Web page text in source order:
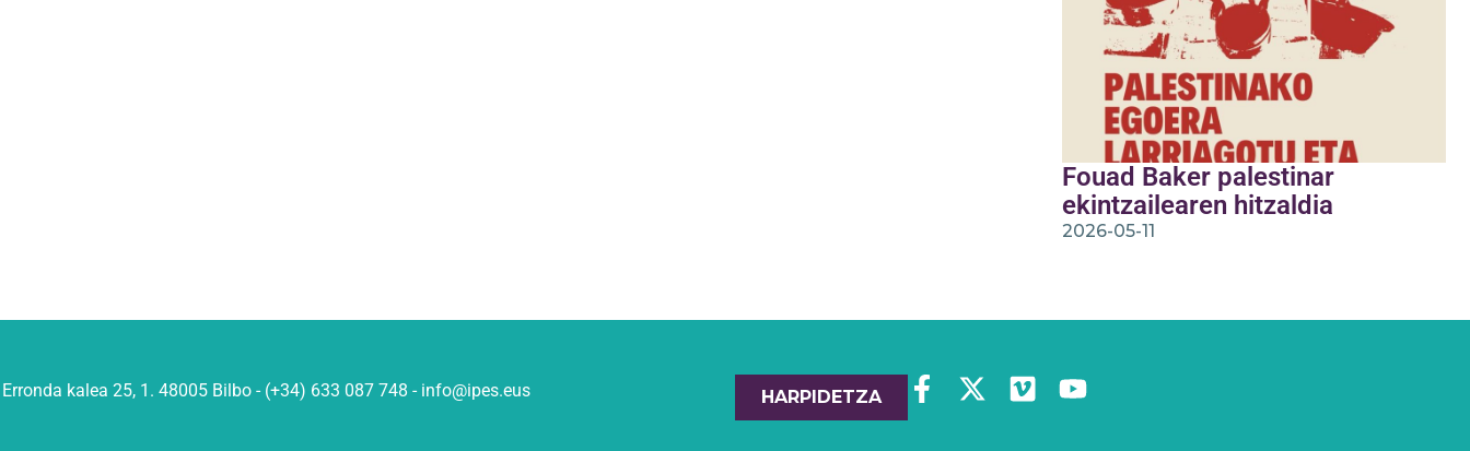
Fouad Baker palestinar
ekintzailearen hitzaldia
2026-05-11
Erronda kalea 25, 1. 48005 Bilbo - (+34) 633 087 748 - info@ipes.eus HARPIDETZA